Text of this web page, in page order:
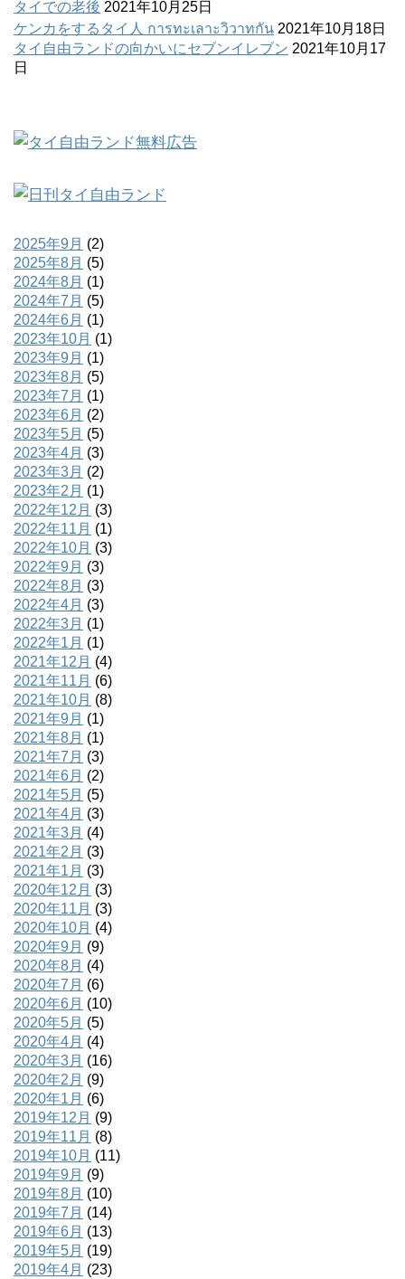
タイでの老後 2021年10月25日
ケンカをするタイ人 การทะเลาะวิวาทกัน 2021年10月18日
タイ自由ランドの向かいにセブンイレブン 2021年10月17
日
2025年9月 (2)
2025年8月 (5)
2024年8月 (1)
2024年7月 (5)
2024年6月 (1)
2023年10月 (1)
2023年9月 (1)
2023年8月 (5)
2023年7月 (1)
2023年6月 (2)
2023年5月 (5)
2023年4月 (3)
2023年3月 (2)
2023年2月 (1)
2022年12月 (3)
2022年11月 (1)
2022年10月 (3)
2022年9月 (3)
2022年8月 (3)
2022年4月 (3)
2022年3月 (1)
2022年1月 (1)
2021年12月 (4)
2021年11月 (6)
2021年10月 (8)
2021年9月 (1)
2021年8月 (1)
2021年7月 (3)
2021年6月 (2)
2021年5月 (5)
2021年4月 (3)
2021年3月 (4)
2021年2月 (3)
2021年1月 (3)
2020年12月 (3)
2020年11月 (3)
2020年10月 (4)
2020年9月 (9)
2020年8月 (4)
2020年7月 (6)
2020年6月 (10)
2020年5月 (5)
2020年4月 (4)
2020年3月 (16)
2020年2月 (9)
2020年1月 (6)
2019年12月 (9)
2019年11月 (8)
2019年10月 (11)
2019年9月 (9)
2019年8月 (10)
2019年7月 (14)
2019年6月 (13)
2019年5月 (19)
2019年4月 (23)